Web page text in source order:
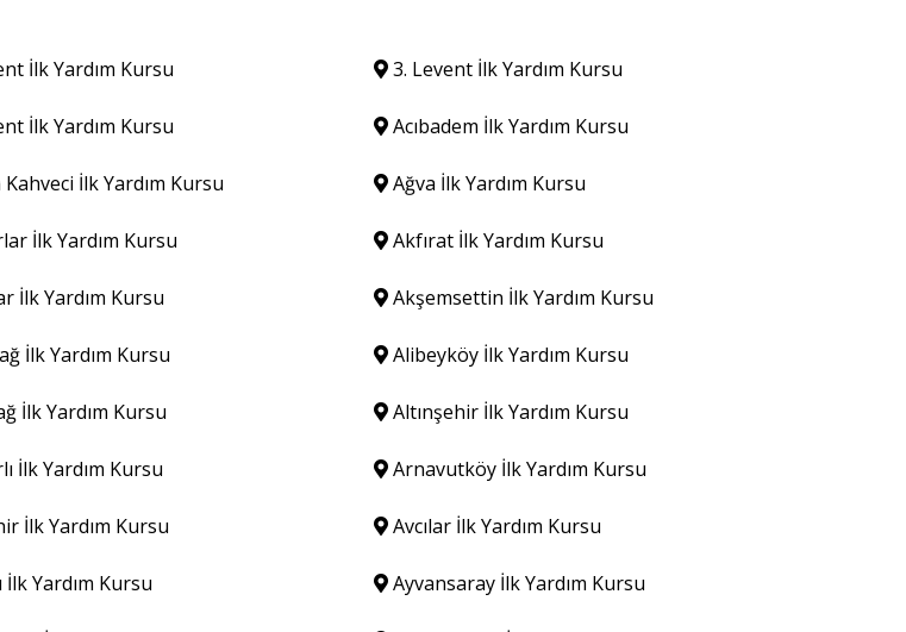
İlk Yardım Kursu 3. Levent İlk Yardım Kursu
İlk Yardım Kursu Acıbadem İlk Yardım Kursu
İlk Yardım Kursu Ağva İlk Yardım Kursu
İlk Yardım Kursu Akfırat İlk Yardım Kursu
İlk Yardım Kursu Akşemsettin İlk Yardım Kursu
İlk Yardım Kursu Alibeyköy İlk Yardım Kursu
İlk Yardım Kursu Altınşehir İlk Yardım Kursu
İlk Yardım Kursu Arnavutköy İlk Yardım Kursu
İlk Yardım Kursu Avcılar İlk Yardım Kursu
İlk Yardım Kursu Ayvansaray İlk Yardım Kursu